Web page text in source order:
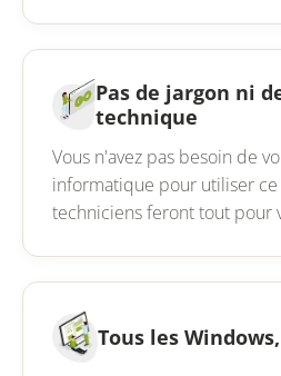
Pas de jargon ni
technique
Vous n'avez pas besoin de
informatique pour utiliser ce
techniciens feront tout pour
Tous les